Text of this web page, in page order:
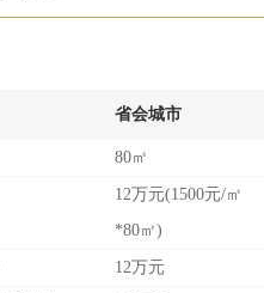
省会城市
80㎡
12万元(1500元/㎡
*80㎡)
12万元